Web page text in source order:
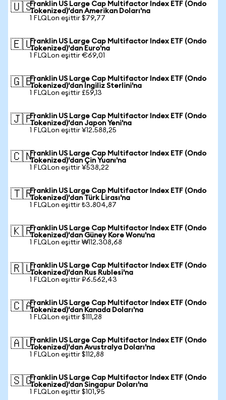
🇺🇸Franklin US Large Cap Multifactor Index ETF (Ondo
Tokenized)'dan Amerikan Doları'na
1 FLQLon eşittir $79,77
🇪🇺Franklin US Large Cap Multifactor Index ETF (Ondo
Tokenized)'dan Euro'na
1 FLQLon eşittir €69,01
🇬🇧Franklin US Large Cap Multifactor Index ETF (Ondo
Tokenized)'dan İngiliz Sterlini'na
1 FLQLon eşittir £59,13
🇯🇵Franklin US Large Cap Multifactor Index ETF (Ondo
Tokenized)'dan Japon Yeni'na
1 FLQLon eşittir ¥12.588,25
🇨🇳Franklin US Large Cap Multifactor Index ETF (Ondo
Tokenized)'dan Çin Yuanı'na
1 FLQLon eşittir ¥538,22
🇹🇷Franklin US Large Cap Multifactor Index ETF (Ondo
Tokenized)'dan Türk Lirası'na
1 FLQLon eşittir ₺3.804,87
🇰🇷Franklin US Large Cap Multifactor Index ETF (Ondo
Tokenized)'dan Güney Kore Wonu'na
1 FLQLon eşittir ₩112.308,68
🇷🇺Franklin US Large Cap Multifactor Index ETF (Ondo
Tokenized)'dan Rus Rublesi'na
1 FLQLon eşittir ₽6.562,43
🇨🇦Franklin US Large Cap Multifactor Index ETF (Ondo
Tokenized)'dan Kanada Doları'na
1 FLQLon eşittir $111,28
🇦🇺Franklin US Large Cap Multifactor Index ETF (Ondo
Tokenized)'dan Avustralya Doları'na
1 FLQLon eşittir $112,88
🇸🇬Franklin US Large Cap Multifactor Index ETF (Ondo
Tokenized)'dan Singapur Doları'na
1 FLQLon eşittir $101,95